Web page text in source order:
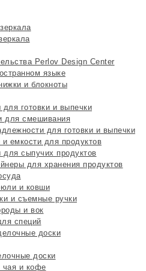
Perlov Design Center
языке
и блокноты
готовки и выпечки
для смешивания
для готовки и выпечки
и емкости для продуктов
для сыпучих продуктов
для хранения продуктов
и ковши
и съемные ручки
и вок
специй
доски
доски
чая и кофе